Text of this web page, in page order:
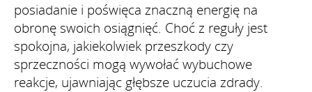
posiadanie i poświęca znaczną energię na
obronę swoich osiągnięć. Choć z reguły jest
spokojna, jakiekolwiek przeszkody czy
sprzeczności mogą wywołać wybuchowe
reakcje, ujawniając głębsze uczucia zdrady.